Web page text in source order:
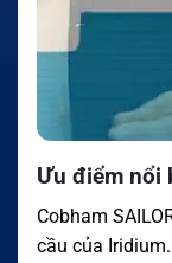
Ưu điểm nổi
Cobham
cầu của